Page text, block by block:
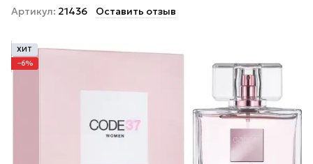
Артикул: 21436 Оставить отзыв
ХИТ
−6%